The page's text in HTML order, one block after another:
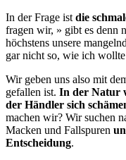
In der Frage ist die
fragen wir, » gibt es denn
höchstens unsere
gar nicht so, wie ich
Wir geben uns also mit
gefallen ist. In der Natur
der Händler sich
machen wir? Wir suchen
Macken und Fallspuren
Entscheidung.